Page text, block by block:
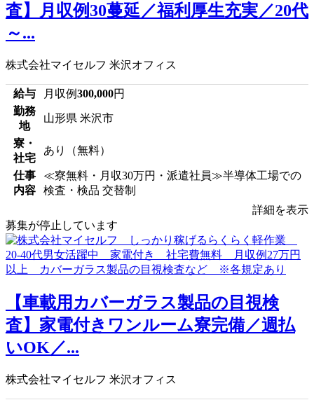
査】月収例30蔓延／福利厚生充実／20代
～...
株式会社マイセルフ 米沢オフィス
給与 月収例300,000円
勤務
地
山形県 米沢市
寮・
社宅
あり（無料）
仕事
内容
≪寮無料・月収30万円・派遣社員≫半導体工場での
検査・検品 交替制
詳細を表示
募集が停止しています
【車載用カバーガラス製品の目視検
査】家電付きワンルーム寮完備／週払
いOK／...
株式会社マイセルフ 米沢オフィス